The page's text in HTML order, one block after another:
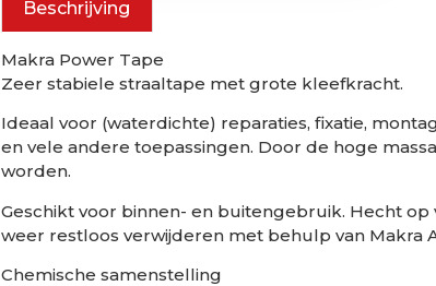
Beschrijving
Makra Power Tape
Zeer stabiele straaltape met grote kleefkracht.
Ideaal voor (waterdichte) reparaties, fixatie,
en vele andere toepassingen. Door de hoge
worden.
Geschikt voor binnen- en buitengebruik. Hecht
weer restloos verwijderen met behulp van Makra
Chemische samenstelling